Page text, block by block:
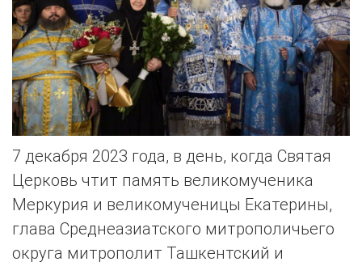
7 декабря 2023 года, в день, когда Святая
Церковь чтит память великомученика
Меркурия и великомученицы Екатерины,
глава Среднеазиатского митрополичьего
округа митрополит Ташкентский и